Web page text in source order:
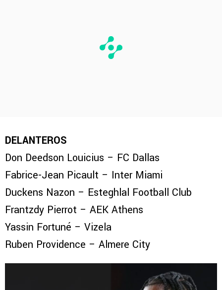
DELANTEROS
Don Deedson Louicius – FC Dallas
Fabrice-Jean Picault – Inter Miami
Duckens Nazon – Esteghlal Football Club
Frantzdy Pierrot – AEK Athens
Yassin Fortuné – Vizela
Ruben Providence – Almere City